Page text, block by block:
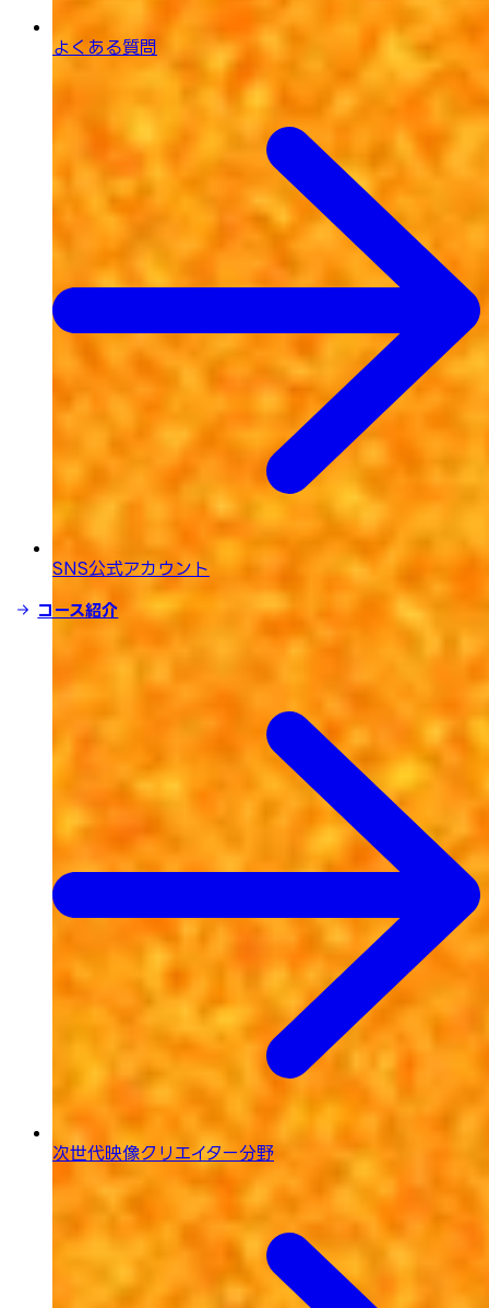
よくある質問
SNS公式アカウント
コース紹介
次世代映像クリエイター分野